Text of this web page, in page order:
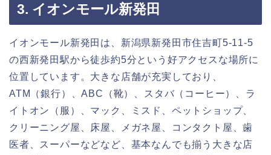
3. イオンモール新発田
イオンモール新発田は、新潟県新発田市住吉町5-11-5
の西新発田駅から徒歩約5分という好アクセスな場所に
位置しています。大きな店舗が充実しており、
ATM（銀行）、ABC（靴）、スタバ（コーヒー）、ラ
イトオン（服）、マック、ミスド、ペットショップ、
クリーニング屋、床屋、メガネ屋、コンタクト屋、歯
医者、スーパーなどなど、基本なんでも揃う大きな店